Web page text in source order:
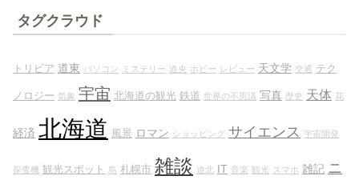
タグクラウド
トリビア 道東 パソコン ミステリー 道央 ホビー レビュー 天文学 交通 テク
ノロジー 気象 宇宙 北海道の観光 鉄道 世界の不思議 写真 歴史 天体 花
経済 北海道 風景 ロマン ショッピング サイエンス 宇宙開発
探査機 観光スポット 島 札幌市 雑談 道北 IT 音楽 観光 スマホ 雑記 ニ